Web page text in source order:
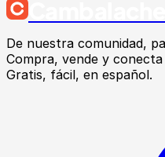
De nuestra comunidad,
Compra, vende y
Gratis, fácil, en español.